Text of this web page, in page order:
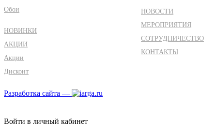
Обои
НОВИНКИ
АКЦИИ
Акции
Дисконт
НОВОСТИ
МЕРОПРИЯТИЯ
СОТРУДНИЧЕСТВО
КОНТАКТЫ
Разработка сайта —
Войти в личный кабинет